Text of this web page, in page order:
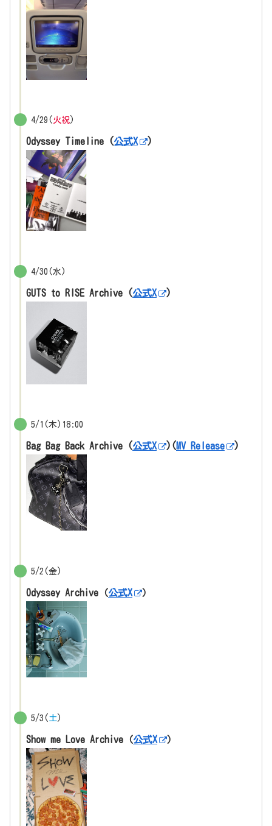
4/29( 火祝)
Odyssey Timeline (公式X )
4/30(水)
GUTS to RISE Archive (公式X )
5/1(木)18:00
Bag Bag Back Archive (公式X )(MV Release )
5/2(金)
Odyssey Archive（公式X ）
5/3( 土 )
Show me Love Archive（公式X ）